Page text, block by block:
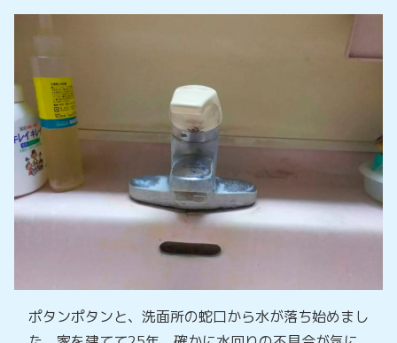
ポタンポタンと、洗面所の蛇口から水が落ち始めまし